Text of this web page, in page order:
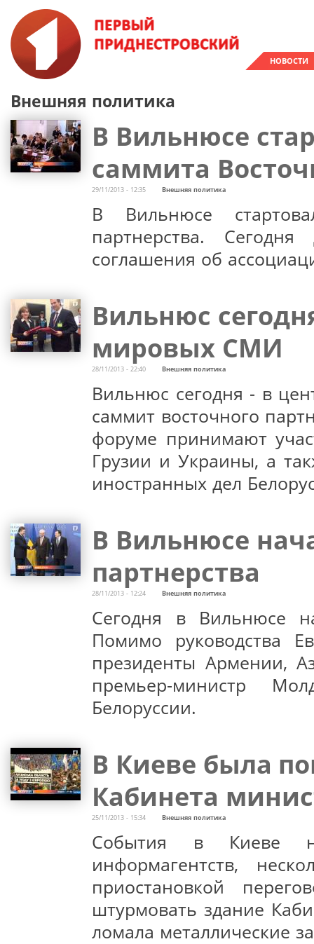
НОВОСТИ
Внешняя политика
В Вильнюсе
саммита
29/11/2013 - 12:35 Внешняя политика
В Вильнюсе
партнерства.
соглашения об
Вильнюс
мировых СМИ
28/11/2013 - 22:40 Внешняя политика
Вильнюс сегодня - в
саммит восточного
форуме принимают
Грузии и Украины, а
иностранных дел
В Вильнюсе
партнерства
28/11/2013 - 12:24 Внешняя политика
Сегодня в Вильнюсе
Помимо руководства
президенты Армении,
премьер-министр
Белоруссии.
В Киеве была
Кабинета
25/11/2013 - 15:34 Внешняя политика
События в Киеве
информагентств,
приостановкой
штурмовать здание
ломала металлические